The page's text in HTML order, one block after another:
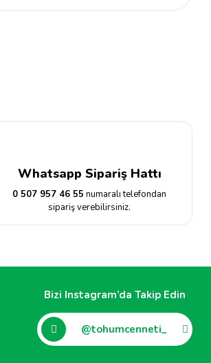
Whatsapp Sipariş Hattı
0 507 957 46 55 numaralı telefondan
sipariş verebilirsiniz.
Bizi Instagram’da Takip Edin
@tohumcenneti_